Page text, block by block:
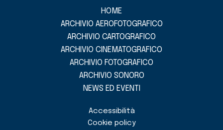
HOME
ARCHIVIO AEROFOTOGRAFICO
ARCHIVIO CARTOGRAFICO
ARCHIVIO CINEMATOGRAFICO
ARCHIVIO FOTOGRAFICO
ARCHIVIO SONORO
NEWS ED EVENTI
Accessibilità
Cookie policy